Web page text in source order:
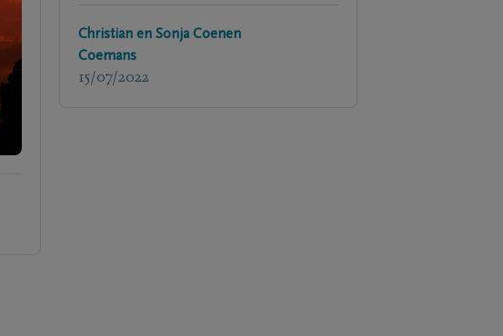
Christian en Sonja Coenen
Coemans
15/07/2022